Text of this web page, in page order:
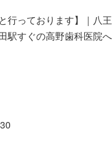
行っております】｜八王
駅すぐの高野歯科医院へ